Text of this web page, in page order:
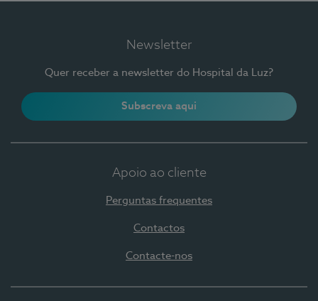
Newsletter
Quer receber a newsletter do Hospital da Luz?
Subscreva aqui
Apoio ao cliente
Perguntas frequentes
Contactos
Contacte-nos